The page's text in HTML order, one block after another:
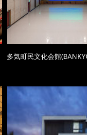
多気町民文化会館